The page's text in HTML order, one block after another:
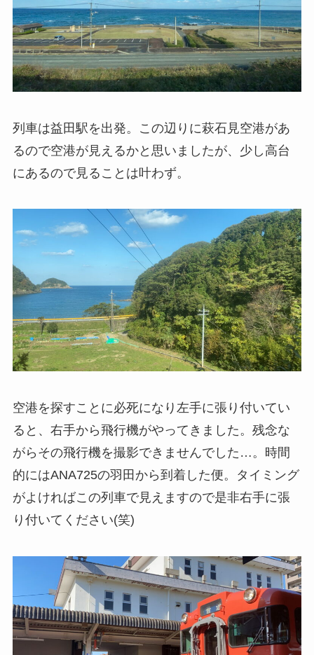
列車は益田駅を出発。この辺りに萩石見空港があ
るので空港が見えるかと思いましたが、少し高台
にあるので見ることは叶わず。
空港を探すことに必死になり左手に張り付いてい
ると、右手から飛行機がやってきました。残念な
がらその飛行機を撮影できませんでした…。時間
的にはANA725の羽田から到着した便。タイミング
がよければこの列車で見えますので是非右手に張
り付いてください(笑)